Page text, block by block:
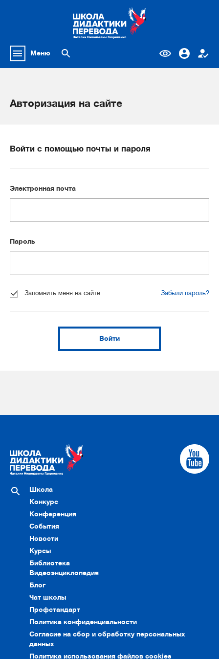
Меню
Авторизация на сайте
Войти с помощью почты и пароля
Электронная почта
Пароль
Запомнить меня на сайте Забыли пароль?
Войти
Школа
Конкурс
Конференция
События
Новости
Курсы
Библиотека
Видеоэнциклопедия
Блог
Чат школы
Профстандарт
Политика конфиденциальности
Согласие на сбор и обработку персональных
данных
Политика использования файлов cookies